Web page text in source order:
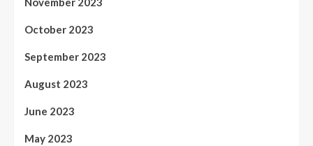
October 2023
September 2023
August 2023
June 2023
May 2023